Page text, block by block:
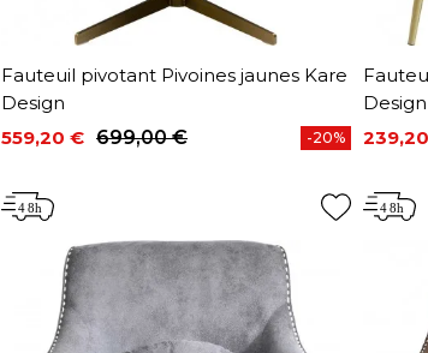
Fauteuil pivotant Pivoines jaunes Kare
Design
Prix
559,20 €
Prix de base699,00 € -20%
Design
Prix
Prix